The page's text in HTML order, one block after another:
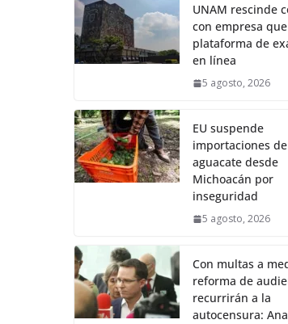
UNAM rescinde
con empresa
plataforma de
en línea
5 agosto, 2026
EU suspende
importaciones de
aguacate desde
Michoacán por
inseguridad
5 agosto, 2026
Con multas a
reforma de
recurrirán a la
autocensura: